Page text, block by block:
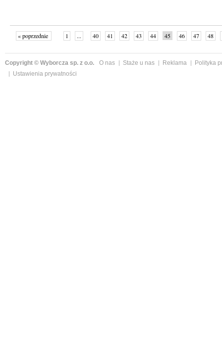
« poprzednie 1 ... 40 41 42 43 44 45 46 47 48
Copyright © Wyborcza sp. z o.o. O nas Staże u nas Reklama
Polityka
Ustawienia prywatności